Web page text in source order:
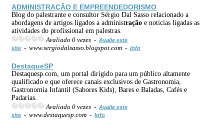
ADMINISTRAÇÃO E EMPREENDEDORISMO
Blog do palestrante e consultor Sérgio Dal Sasso relacionado a
abordagens de artigos ligados a administração e noticias ligadas as
atividades do profissional em palestras.
Avaliado 0 vezes - Avalie este
site - www.sergiodalsasso.blogspot.com - Info
DestaqueSP
Destaquesp.com, um portal dirigido para um público altamente
qualificado e que oferece canais exclusivos de Gastronomia,
Gastronomia Infantil (Sabores Kids), Bares e Baladas, Cafés e
Padarias.
Avaliado 0 vezes - Avalie este
site - www.destaquesp.com - Info